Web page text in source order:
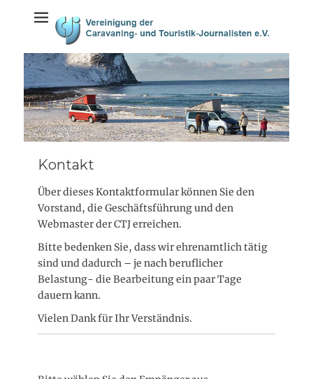
springen
Kontakt
Über dieses Kontaktformular können Sie den
Vorstand, die Geschäftsführung und den
Webmaster der CTJ erreichen.
Bitte bedenken Sie, dass wir ehrenamtlich tätig
sind und dadurch – je nach beruflicher
Belastung- die Bearbeitung ein paar Tage
dauern kann.
Vielen Dank für Ihr Verständnis.